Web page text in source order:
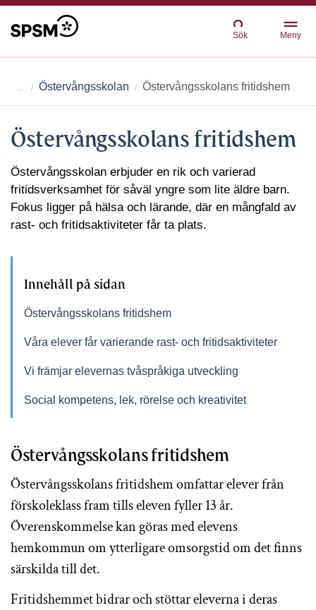
Sök Meny
Östervångsskolan Östervångsskolans fritidshem
Östervångsskolans fritidshem
Östervångsskolan erbjuder en rik och varierad
fritidsverksamhet för såväl yngre som lite äldre barn.
Fokus ligger på hälsa och lärande, där en mångfald av
rast- och fritidsaktiviteter får ta plats.
Innehåll på sidan
Östervångsskolans fritidshem
Våra elever får varierande rast- och fritidsaktiviteter
Vi främjar elevernas tvåspråkiga utveckling
Social kompetens, lek, rörelse och kreativitet
Östervångsskolans fritidshem
Östervångsskolans fritidshem omfattar elever från
förskoleklass fram tills eleven fyller 13 år.
Överenskommelse kan göras med elevens
hemkommun om ytterligare omsorgstid om det finns
särskilda till det.
Fritidshemmet bidrar och stöttar eleverna i deras